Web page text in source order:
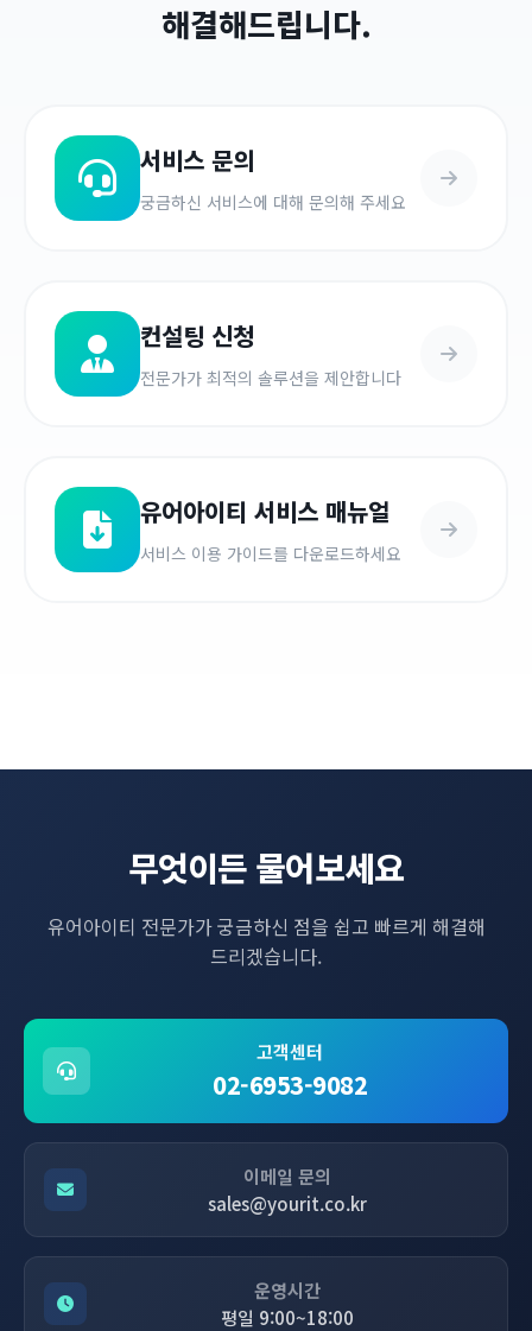
해결해드립니다.
서비스 문의
궁금하신 서비스에 대해 문의해 주세요
컨설팅 신청
전문가가 최적의 솔루션을 제안합니다
유어아이티 서비스 매뉴얼
서비스 이용 가이드를 다운로드하세요
무엇이든 물어보세요
유어아이티 전문가가 궁금하신 점을 쉽고 빠르게 해결해
드리겠습니다.
고객센터
02-6953-9082
이메일 문의
sales@yourit.co.kr
운영시간
평일 9:00~18:00